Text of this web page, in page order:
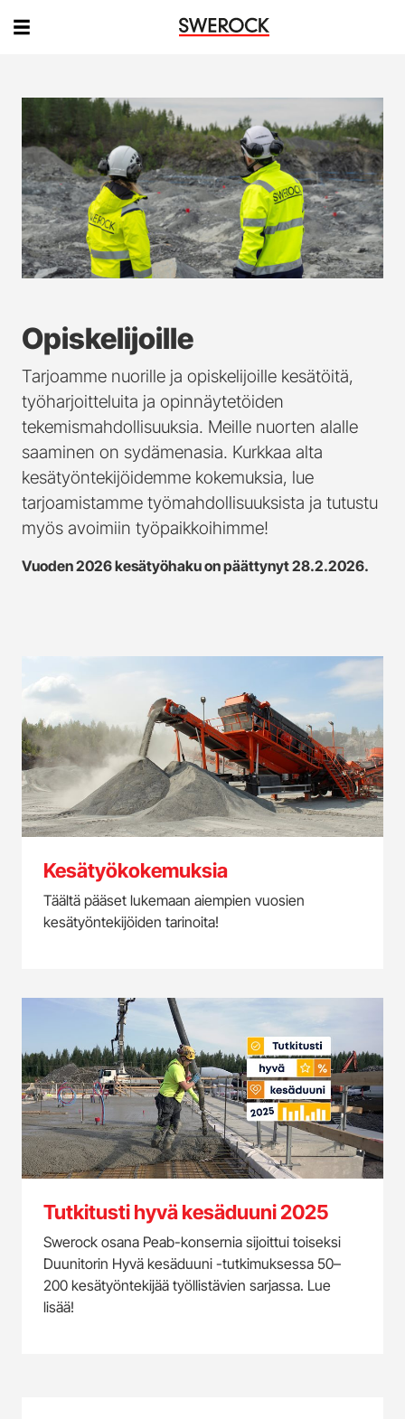
Opiskelijoille
Tarjoamme nuorille ja opiskelijoille kesätöitä,
työharjoitteluita ja opinnäytetöiden
tekemismahdollisuuksia. Meille nuorten alalle
saaminen on sydämenasia. Kurkkaa alta
kesätyöntekijöidemme kokemuksia, lue
tarjoamistamme työmahdollisuuksista ja tutustu
myös avoimiin työpaikkoihimme!
Vuoden 2026 kesätyöhaku on päättynyt 28.2.2026.
Kesätyökokemuksia
Täältä pääset lukemaan aiempien vuosien
kesätyöntekijöiden tarinoita!
Tutkitusti hyvä kesäduuni 2025
Swerock osana Peab-konsernia sijoittui toiseksi
Duunitorin Hyvä kesäduuni -tutkimuksessa 50–
200 kesätyöntekijää työllistävien sarjassa. Lue
lisää!